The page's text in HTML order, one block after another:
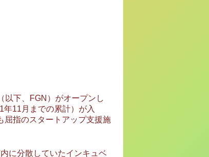
以下、FGN）がオープンし
11月までの累計）が入
屈指のスタートアップ支援施
に分散していたインキュベ